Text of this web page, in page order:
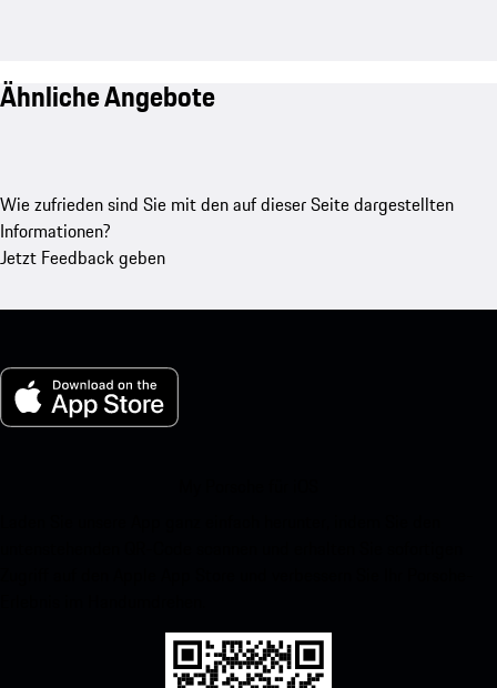
Ähnliche Angebote
Wie zufrieden sind Sie mit den auf dieser Seite dargestellten
Informationen?
Jetzt Feedback geben